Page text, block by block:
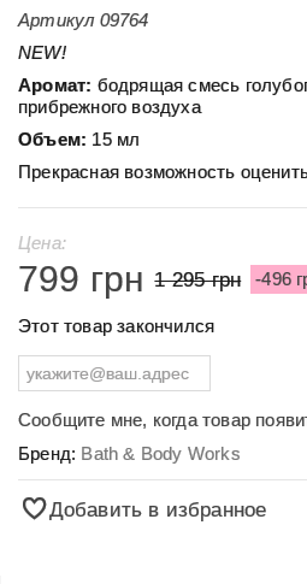
Артикул 09764
NEW!
Аромат: бодрящая смесь
прибрежного воздуха
Объем: 15 мл
Прекрасная возможность
Цена:
799 грн 1 295 грн -496
Этот товар закончился
Сообщите мне, когда товар
Бренд: Bath & Body Works
Добавить в избранное